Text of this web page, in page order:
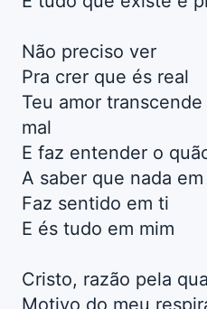
Não preciso ver
Pra crer que és real
Teu amor
mal
E faz entender o
A saber que nada em
Faz sentido em ti
E és tudo em mim
Cristo, razão pela
Motivo do meu